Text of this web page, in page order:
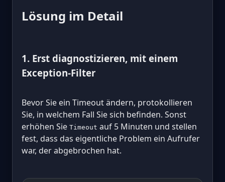
Lösung im Detail
1. Erst diagnostizieren, mit einem
Exception-Filter
Bevor Sie ein Timeout ändern, protokollieren
Sie, in welchem Fall Sie sich befinden. Sonst
erhöhen Sie Timeout auf 5 Minuten und stellen
fest, dass das eigentliche Problem ein Aufrufer
war, der abgebrochen hat.